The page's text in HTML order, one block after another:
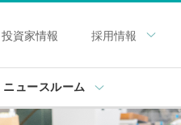
投資家情報 採用情報
ニュースルーム